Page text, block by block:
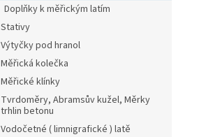
Doplňky k měřickým latím
Stativy
Výtyčky pod hranol
Měřická kolečka
Měřické klínky
Tvrdoměry, Abramsův kužel, Měrky
trhlin betonu
Vodočetné ( limnigrafické ) latě